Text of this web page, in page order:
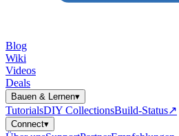
Blog
Wiki
Videos
Deals
Bauen & Lernen▾
TutorialsDIY CollectionsBuild-Status↗
Connect▾